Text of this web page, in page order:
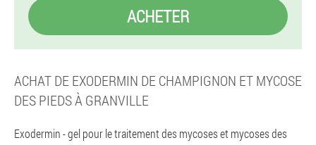
ACHETER
ACHAT DE EXODERMIN DE CHAMPIGNON ET MYCOSE
DES PIEDS À GRANVILLE
Exodermin - gel pour le traitement des mycoses et mycoses des